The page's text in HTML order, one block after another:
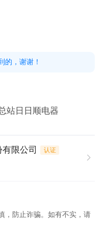
关专业
经验
能力
！
的，谢谢！
站日日顺电器
限公司 认证
，防止诈骗。如有不实，请